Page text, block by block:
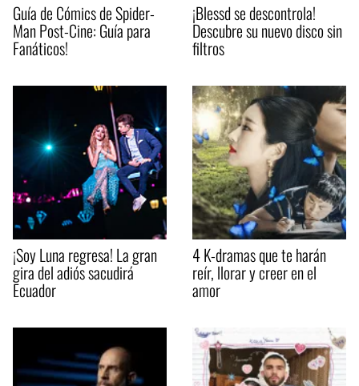
Guía de Cómics de Spider-
Man Post-Cine: Guía para
Fanáticos!
¡Blessd se descontrola!
Descubre su nuevo disco sin
filtros
¡Soy Luna regresa! La gran
gira del adiós sacudirá
Ecuador
4 K-dramas que te harán
reír, llorar y creer en el
amor